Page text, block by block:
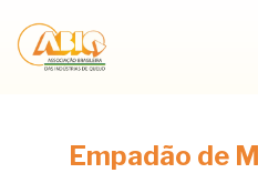
Empadão de